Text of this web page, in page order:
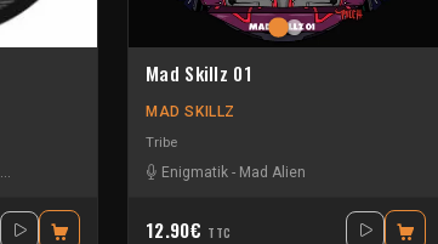
Mono-anime
Mad Skillz 01
MAD SKILLZ
Tribe
Enigmatik - Mad Alien
12.90€ TTC